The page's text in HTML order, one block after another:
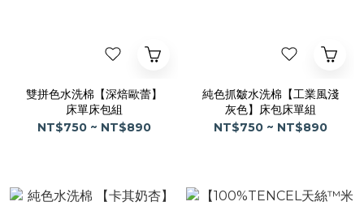
雙拼色水洗棉【深焙歐蕾】
床單床包組
NT$750 ~ NT$890
純色抓皺水洗棉【工業風淺
灰色】床包床單組
NT$750 ~ NT$890